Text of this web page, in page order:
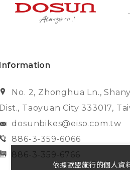
Information
No. 2, Zhonghua Ln.,
Dist., Taoyuan City 333017,
dosunbikes@eiso.com.tw
886-3-359-6066
886-3-359-6766
依據歐盟施行的個人資